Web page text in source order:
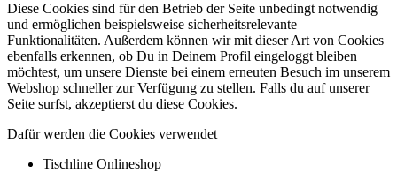
Diese Cookies sind für den Betrieb der Seite unbedingt notwendig
und ermöglichen beispielsweise sicherheitsrelevante
Funktionalitäten. Außerdem können wir mit dieser Art von Cookies
ebenfalls erkennen, ob Du in Deinem Profil eingeloggt bleiben
möchtest, um unsere Dienste bei einem erneuten Besuch im unserem
Webshop schneller zur Verfügung zu stellen. Falls du auf unserer
Seite surfst, akzeptierst du diese Cookies.
Dafür werden die Cookies verwendet
Tischline Onlineshop